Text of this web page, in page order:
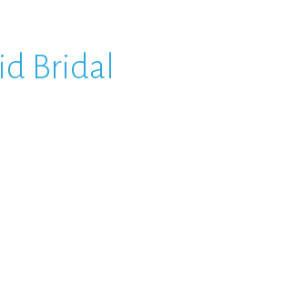
Bridal